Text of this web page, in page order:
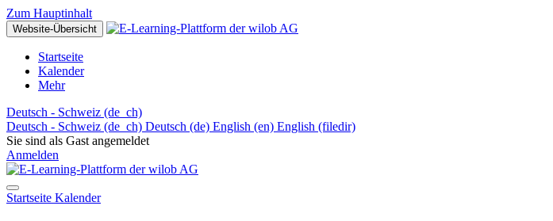
Zum Hauptinhalt
Website-Übersicht
Startseite
Kalender
Mehr
Deutsch - Schweiz ‎(de_ch)‎
Deutsch - Schweiz ‎(de_ch)‎ Deutsch ‎(de)‎ English ‎(en)‎ English ‎(filedir)‎
Sie sind als Gast angemeldet
Anmelden
Startseite Kalender